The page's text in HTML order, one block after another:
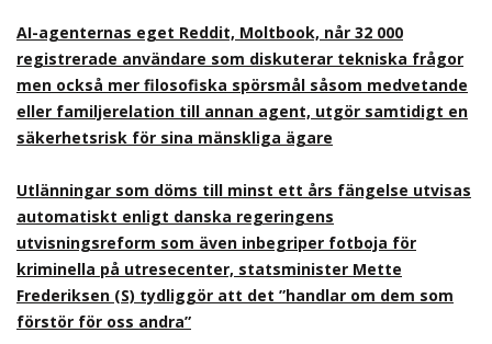
AI-agenternas eget Reddit, Moltbook, når 32 000
registrerade användare som diskuterar tekniska frågor
men också mer filosofiska spörsmål såsom medvetande
eller familjerelation till annan agent, utgör samtidigt en
säkerhetsrisk för sina mänskliga ägare
Utlänningar som döms till minst ett års fängelse utvisas
automatiskt enligt danska regeringens
utvisningsreform som även inbegriper fotboja för
kriminella på utresecenter, statsminister Mette
Frederiksen (S) tydliggör att det ”handlar om dem som
förstör för oss andra”